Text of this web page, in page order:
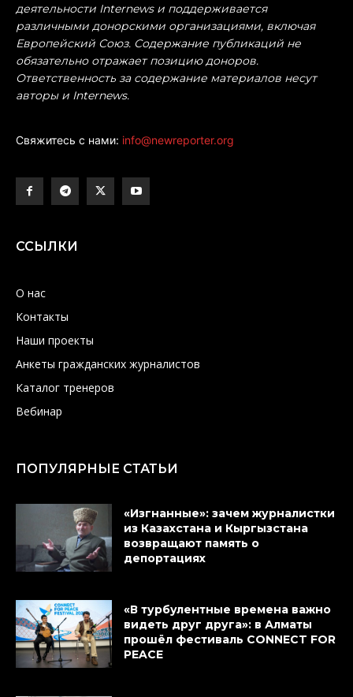
деятельности Internews и поддерживается
различными донорскими организациями, включая
Европейский Союз. Содержание публикаций не
обязательно отражает позицию доноров.
Ответственность за содержание материалов несут
авторы и Internews.
Свяжитесь с нами: info@newreporter.org
ССЫЛКИ
О нас
Контакты
Наши проекты
Анкеты гражданских журналистов
Каталог тренеров
Вебинар
ПОПУЛЯРНЫЕ СТАТЬИ
«Изгнанные»: зачем журналистки
из Казахстана и Кыргызстана
возвращают память о
депортациях
«В турбулентные времена важно
видеть друг друга»: в Алматы
прошёл фестиваль CONNECT FOR
PEACE